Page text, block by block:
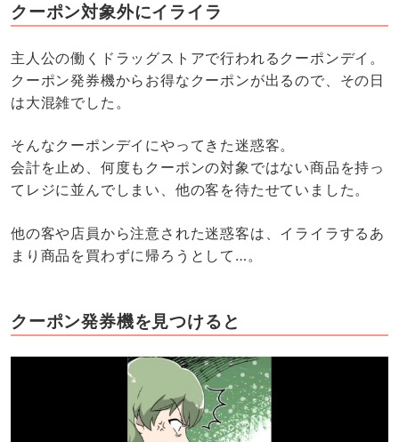
クーポン対象外にイライラ
主人公の働くドラッグストアで行われるクーポンデイ。
クーポン発券機からお得なクーポンが出るので、その日
は大混雑でした。
そんなクーポンデイにやってきた迷惑客。
会計を止め、何度もクーポンの対象ではない商品を持っ
てレジに並んでしまい、他の客を待たせていました。
他の客や店員から注意された迷惑客は、イライラするあ
まり商品を買わずに帰ろうとして…。
クーポン発券機を見つけると